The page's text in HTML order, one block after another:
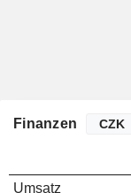
Finanzen
Umsatz